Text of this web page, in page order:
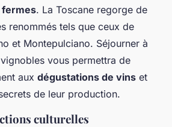
fermes. La Toscane regorge de
renommés tels que ceux de
et Montepulciano. Séjourner à
vous permettra de
aux dégustations de vins et
de leur production.
culturelles